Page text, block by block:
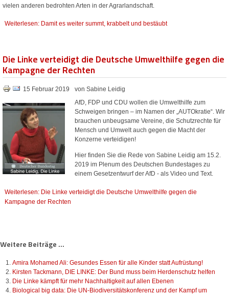
vielen anderen bedrohten Arten in der Agrarlandschaft.
Weiterlesen: Damit es weiter summt, krabbelt und bestäubt
Die Linke verteidigt die Deutsche Umwelthilfe gegen die
Kampagne der Rechten
15 Februar 2019
von Sabine Leidig
AfD, FDP und CDU wollen die Umwelthilfe zum
Schweigen bringen – im Namen der „AUTOkratie“. Wir
brauchen unbeugsame Vereine, die Schutzrechte für
Mensch und Umwelt auch gegen die Macht der
Konzerne verteidigen!
Hier finden Sie die Rede von Sabine Leidig am 15.2.
2019 im Plenum des Deutschen Bundestages zu
einem Gesetzentwurf der AfD - als Video und Text.
Weiterlesen: Die Linke verteidigt die Deutsche Umwelthilfe gegen die
Kampagne der Rechten
Weitere Beiträge ...
Amira Mohamed Ali: Gesundes Essen für alle Kinder statt Aufrüstung!
Kirsten Tackmann, DIE LINKE: Der Bund muss beim Herdenschutz helfen
Die Linke kämpft für mehr Nachhaltigkeit auf allen Ebenen
Biological big data: Die UN-Biodiversitätskonferenz und der Kampf um